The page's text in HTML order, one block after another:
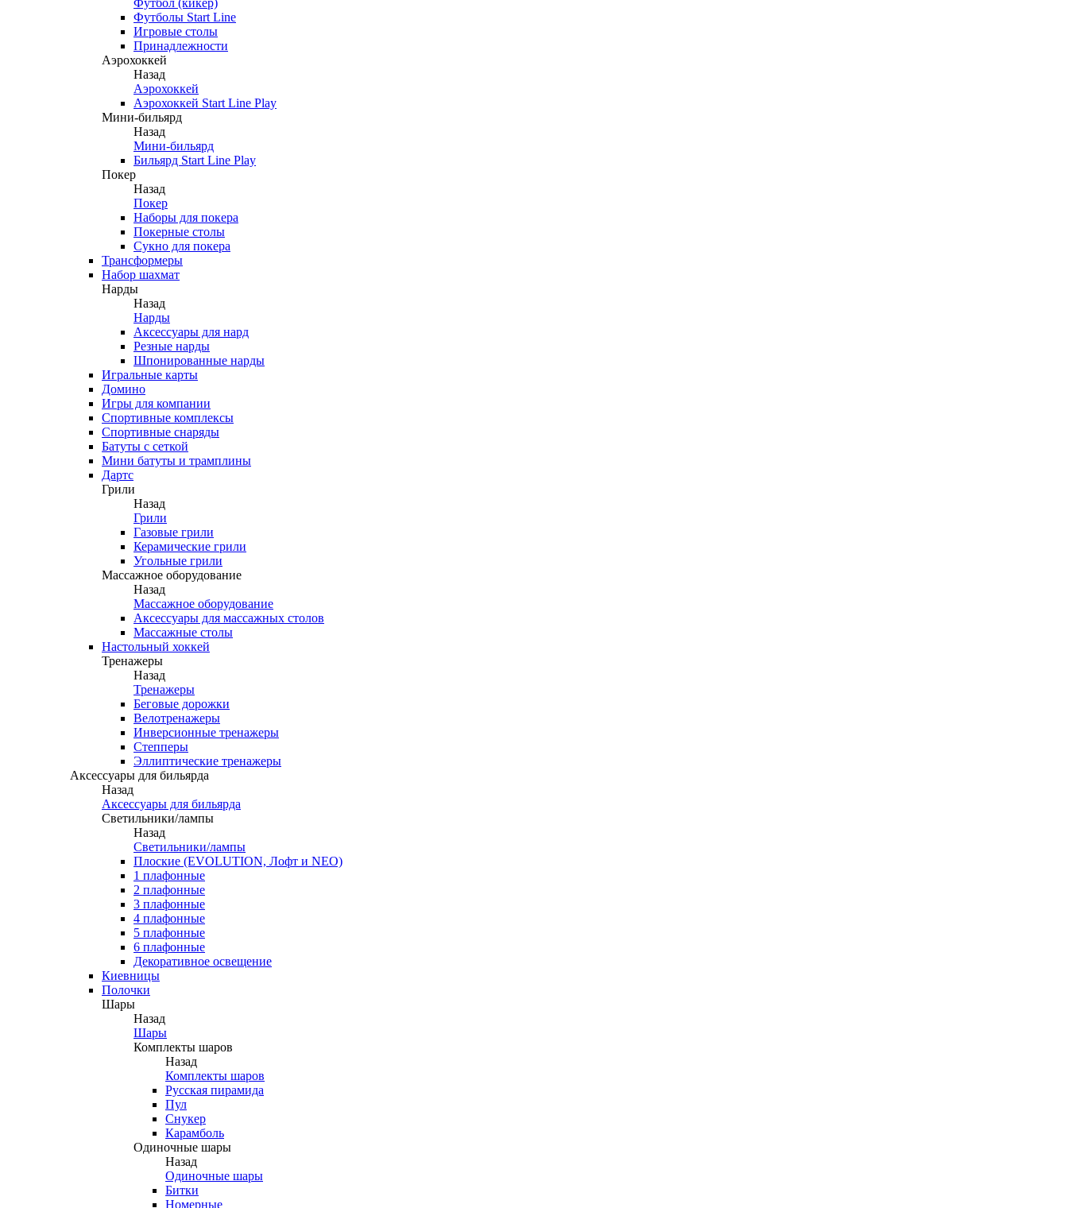
Футбол (кикер)
Футболы Start Line
Игровые столы
Принадлежности
Аэрохоккей
Назад
Аэрохоккей
Аэрохоккей Start Line Play
Мини-бильярд
Назад
Мини-бильярд
Бильярд Start Line Play
Покер
Назад
Покер
Наборы для покера
Покерные столы
Сукно для покера
Трансформеры
Набор шахмат
Нарды
Назад
Нарды
Аксессуары для нард
Резные нарды
Шпонированные нарды
Игральные карты
Домино
Игры для компании
Спортивные комплексы
Спортивные снаряды
Батуты с сеткой
Мини батуты и трамплины
Дартс
Грили
Назад
Грили
Газовые грили
Керамические грили
Угольные грили
Массажное оборудование
Назад
Массажное оборудование
Аксессуары для массажных столов
Массажные столы
Настольный хоккей
Тренажеры
Назад
Тренажеры
Беговые дорожки
Велотренажеры
Инверсионные тренажеры
Степперы
Эллиптические тренажеры
Аксессуары для бильярда
Назад
Аксессуары для бильярда
Светильники/лампы
Назад
Светильники/лампы
Плоские (EVOLUTION, Лофт и NEO)
1 плафонные
2 плафонные
3 плафонные
4 плафонные
5 плафонные
6 плафонные
Декоративное освещение
Киевницы
Полочки
Шары
Назад
Шары
Комплекты шаров
Назад
Комплекты шаров
Русская пирамида
Пул
Снукер
Карамболь
Одиночные шары
Назад
Одиночные шары
Битки
Номерные